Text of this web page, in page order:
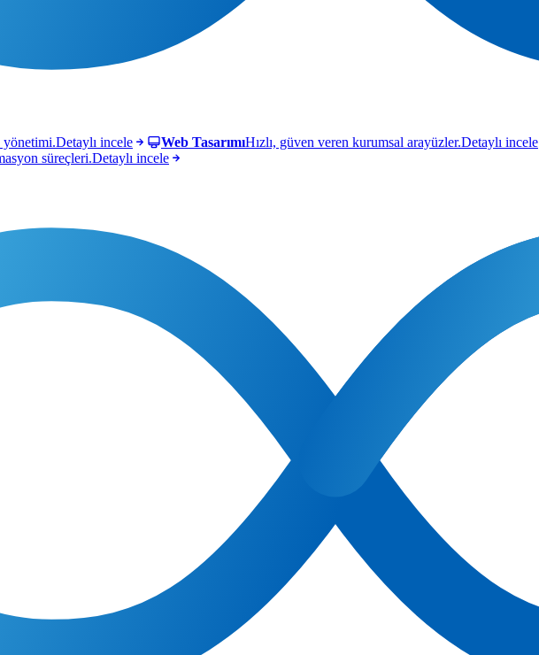
yönetimi.Detaylı incele Web TasarımıHızlı, güven veren kurumsal arayüzler.Detaylı incele
süreçleri.Detaylı incele